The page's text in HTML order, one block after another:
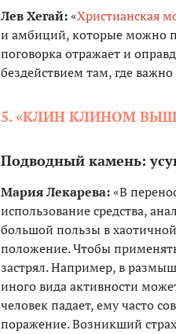
Лев Хегай:«Христианская
и амбиций, которые можно
поговорка отражает и
бездействием там, где
5. «КЛИН КЛИНОМ
Подводный камень:
Мария Лекарева:«В
использование средства,
большой пользы в
положение. Чтобы
застрял. Например, в
иного вида активности
человек падает, ему часто
поражение. Возникший